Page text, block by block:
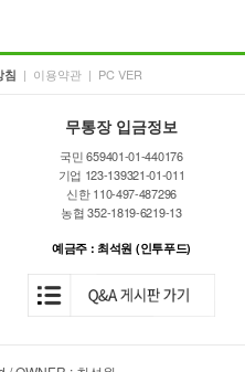
침 | 이용약관 | PC VER
무통장 입금정보
국민 659401-01-440176
기업 123-139321-01-011
신한 110-497-487296
농협 352-1819-6219-13
예금주 : 최석원 (인투푸드)